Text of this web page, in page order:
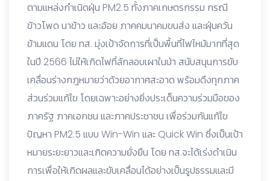
ตามแหล่งกำเนิดฝุ่น PM2.5 ทั้งภาคเกษตรกรรม กรณี
ข้าวโพด นาข้าว และอ้อย ภาคคมนาคมขนส่ง และฝุ่นควัน
ข้ามแดน โดย ทส. มุ่งเป้าจัดการที่เป็นพื้นที่ไฟไหม้มากที่สุด
ในปี 2566 ไม่ให้เกิดไฟที่ลักลอบเผาในป่า สนับสนุนการขับ
เคลื่อนร่างกฎหมายว่าด้วยอากาศสะอาด พร้อมดึงทุกภาค
ส่วนร่วมแก้ไข โดยเฉพาะอย่างยิ่งประเด็นความร่วมมือของ
ภาครัฐ ภาคเอกชน และภาคประชาชน เพื่อร่วมกันแก้ไข
ปัญหา PM2.5 แบบ Win-Win และ Quick Win ซึ่งเป็นเป้า
หมายระยะยาวและเกิดความยั่งยืน โดย ทส.จะได้เร่งดำเนิน
การเพื่อให้เกิดผลและขับเคลื่อนได้อย่างเป็นรูปธรรมและมี